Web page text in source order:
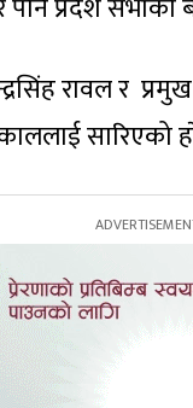
प्रदेश सभाकाे
रावल र
सारिएको